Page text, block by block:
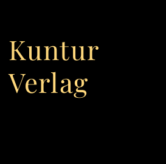
Kuntur
Verlag